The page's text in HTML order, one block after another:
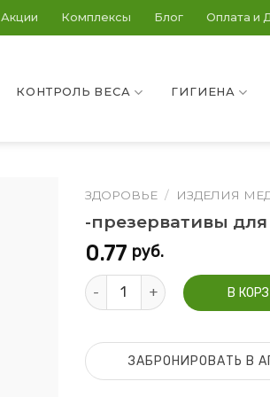
Акции Комплексы Блог Оплата и
КОНТРОЛЬ ВЕСА ГИГИЕНА
ЗДОРОВЬЕ / ИЗДЕЛИЯ
-презервативы
0.77 руб.
Количество -презервативы
В
ЗАБРОНИРОВАТЬ В